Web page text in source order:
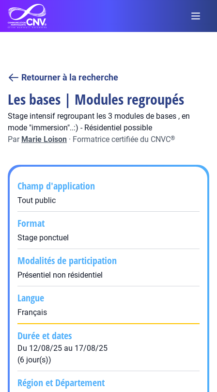
Retourner à la recherche
Les bases | Modules regroupés
Stage intensif regroupant les 3 modules de bases , en
mode "immersion"..:) - Résidentiel possible
Par Marie Loison · Formatrice certifiée du CNVC®
Champ d'application
Tout public
Format
Stage ponctuel
Modalités de participation
Présentiel non résidentiel
Langue
Français
Durée et dates
Du 12/08/25 au 17/08/25
(6 jour(s))
Région et Département